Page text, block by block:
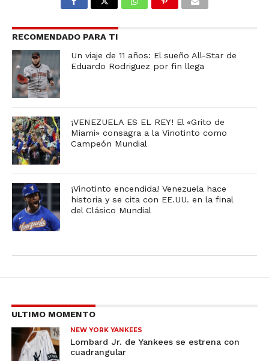
RECOMENDADO PARA TI
Un viaje de 11 años: El sueño All-Star de
Eduardo Rodriguez por fin llega
¡VENEZUELA ES EL REY! El «Grito de
Miami» consagra a la Vinotinto como
Campeón Mundial
¡Vinotinto encendida! Venezuela hace
historia y se cita con EE.UU. en la final
del Clásico Mundial
ULTIMO MOMENTO
NEW YORK YANKEES
Lombard Jr. de Yankees se estrena con
cuadrangular